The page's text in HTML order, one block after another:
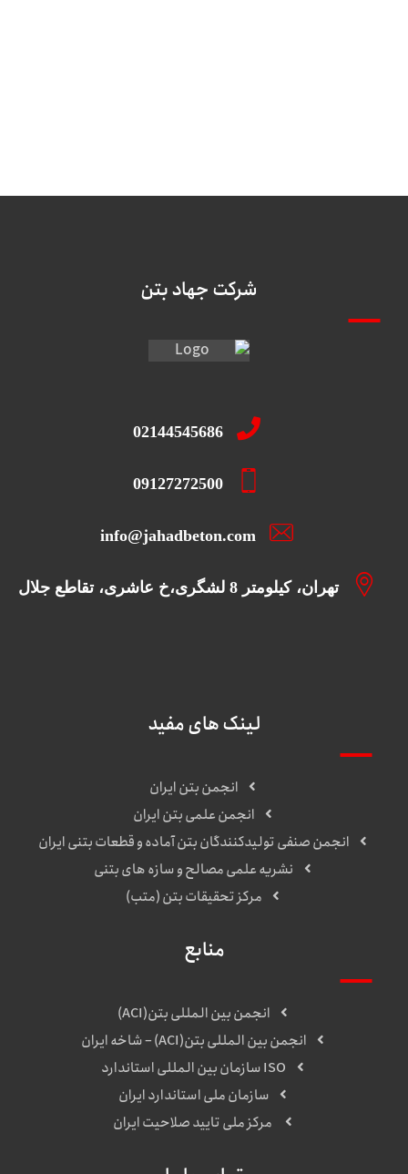
شرکت جهاد بتن
02144545686
09127272500
info@jahadbeton.com
تهران، کیلومتر 8 لشگری،خ عاشری، تقاطع جلال
لینک های مفید
انجمن بتن ایران
انجمن علمی بتن ایران
انجمن صنفی تولیدکنندگان بتن آماده و قطعات بتنی ایران
نشریه علمی مصالح و سازه های بتنی
مرکز تحقیقات بتن (متب)
منابع
انجمن بین المللی بتن(ACI)
انجمن بین المللی بتن(ACI) – شاخه ایران
ISO سازمان بین المللی استاندارد
سازمان ملی استاندارد ایران
مرکز ملی تایید صلاحیت ایران